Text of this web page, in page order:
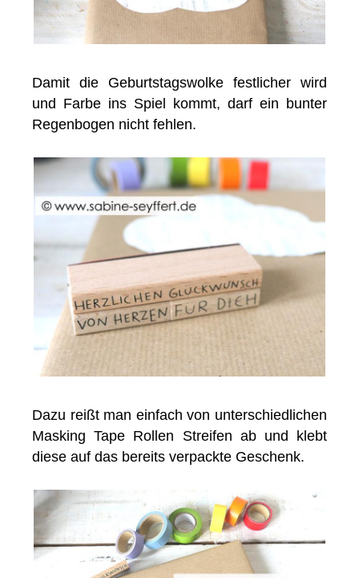
Damit die Geburtstagswolke festlicher wird
und Farbe ins Spiel kommt, darf ein bunter
Regenbogen nicht fehlen.
Dazu reißt man einfach von unterschiedlichen
Masking Tape Rollen Streifen ab und klebt
diese auf das bereits verpackte Geschenk.